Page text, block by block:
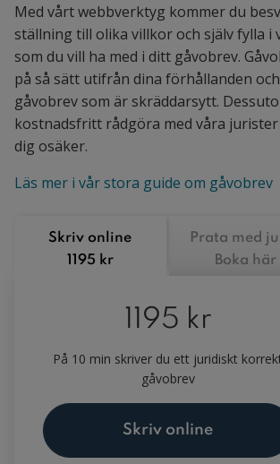
Med vårt webbverktyg kommer du
ställning till olika villkor och själv fylla i
som du vill ha med i ditt gåvobrev.
på så sätt utifrån dina förhållanden
gåvobrev som är skräddarsytt.
kostnadsfritt rådgöra med våra
dig osäker.
Läs mer i vår stora guide om gåvobrev
Skriv online
1195 kr
Prata med
Boka här
1195 kr
På 10 min skriver du ett juridiskt
gåvobrev
Skriv online